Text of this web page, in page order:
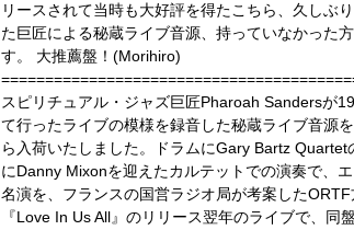
リースされて当時も大好評を得たこちら、久しぶ
た巨匠による秘蔵ライブ音源、持っていなかった
す。 大推薦盤！(Morihiro)
スピリチュアル・ジャズ巨匠Pharoah Sandersが
て行ったライブの模様を録音した秘蔵ライブ音源
ら入荷いたしました。ドラムにGary Bartz
にDanny Mixonを迎えたカルテットでの演奏で、
名演を、フランスの国営ラジオ局が考案した
『Love In Us All』のリリース翌年のライブで、